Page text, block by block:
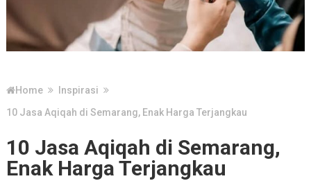
Home
Inspirasi
10 Jasa Aqiqah di Semarang, Enak Harga Terjangkau
10 Jasa Aqiqah di Semarang,
Enak Harga Terjangkau